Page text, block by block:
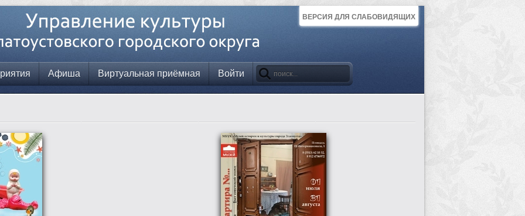
ВЕРСИЯ ДЛЯ СЛАБОВИДЯЩИХ
Афиша Виртуальная приёмная Войти